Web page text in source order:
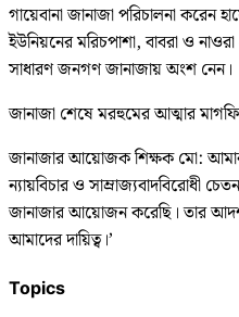
গায়েবানা জানাজা পরিচালনা
ইউনিয়নের মরিচপাশা, বাবরা ও নাওরা
সাধারণ জনগণ জানাজায় অংশ নেন।
জানাজা শেষে মরহুমের আত্মার
জানাজার আয়োজক শিক্ষক মো:
ন্যায়বিচার ও সাম্রাজ্যবাদবিরোধী
জানাজার আয়োজন করেছি। তার
আমাদের দায়িত্ব।’
Topics